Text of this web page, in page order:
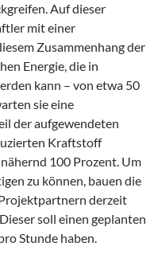
Auf dieser
mit einer
Zusammenhang der
Energie, die in
kann – von etwa 50
sie eine
der aufgewendeten
Kraftstoff
100 Prozent. Um
zu können, bauen die
derzeit
soll einen geplanten
Stunde haben.